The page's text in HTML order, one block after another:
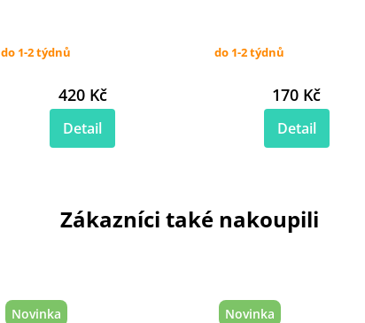
do 1-2 týdnů
420 Kč
Detail
do 1-2 týdnů
170 Kč
Detail
Zákazníci také nakoupili
Novinka
Novinka